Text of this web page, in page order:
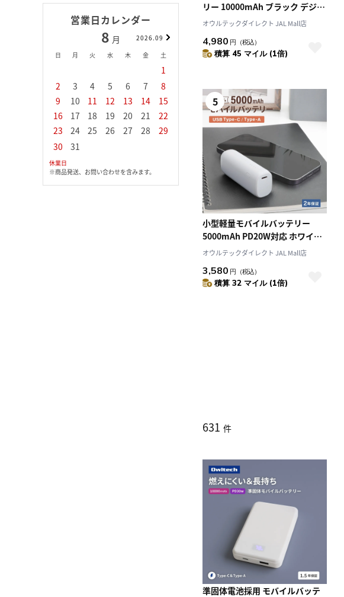
営業日カレンダー
8 月
2026.09
日
月 火 水 木 金 土
1
2
3 4 5 6 7
8
9
10 11 12 13 14
15
16
17 18 19 20 21
22
23
24 25 26 27 28
29
30
31
9月
月 火 水 木 金
7 8 9 10 11
12
14 15 16 17 18
21 22 23 24 25
28 30
4
休業日
※商品発送、お問い合わせを含みます。
リー 10000mAh ブラック デジタ
ル表示搭載
オウルテックダイレクト JAL Mall店
4,980 円 （税込）
積算 45 マイル (1倍)
5
小型軽量モバイルバッテリー
5000mAh PD20W対応 ホワイト
Type-Cケーブル付属
オウルテックダイレクト JAL Mall店
3,580 円 （税込）
積算 32 マイル (1倍)
631 件
準固体電池採用 モバイルバッテ